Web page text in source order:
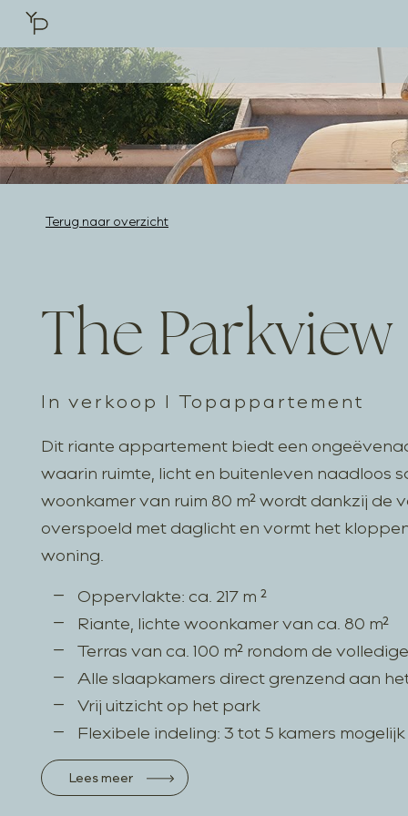
Terug naar overzicht
In verkoop I Topappartement
The Parkview
Dit riante appartement biedt een
waarin ruimte, licht en buitenleven naadloos
woonkamer van ruim 80 m² wordt dankzij de
overspoeld met daglicht en vormt het
woning.
Oppervlakte: ca. 217 m ²
Riante, lichte woonkamer van ca. 80 m²
Terras van ca. 100 m² rondom de
Alle slaapkamers direct grenzend aan
Vrij uitzicht op het park
Flexibele indeling: 3 tot 5 kamers mogelijk
Lees meer